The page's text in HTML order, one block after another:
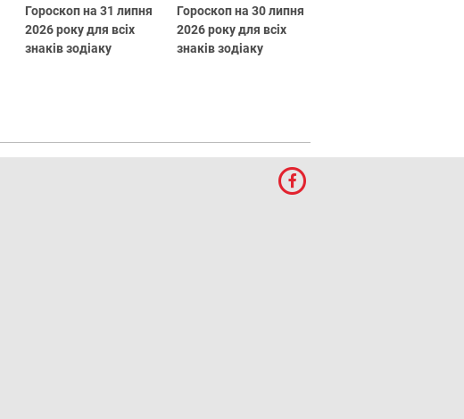
Гороскоп на 31 липня
2026 року для всіх
знаків зодіаку
Гороскоп на 30 липня
2026 року для всіх
знаків зодіаку